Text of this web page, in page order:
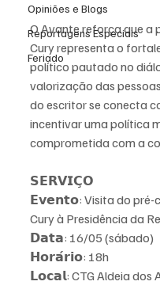
Opiniões e Blogs
Reportagens Especiais
Feriado
O Avante reforça que a
Cury representa o
político pautado no
valorização das
do escritor se conecta
incentivar uma política
comprometida com a
𝗦𝗘𝗥𝗩𝗜𝗖̧𝗢
𝗘𝘃𝗲𝗻𝘁𝗼: Visita do pré-
Cury à Presidência da
𝗗𝗮𝘁𝗮: 16/05 (sábado)
𝗛𝗼𝗿𝗮́𝗿𝗶𝗼: 18h
𝗟𝗼𝗰𝗮𝗹: CTG Aldeia dos